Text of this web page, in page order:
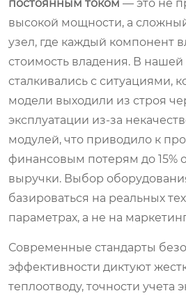
постоянным током — это не
высокой мощности, а
узел, где каждый компонент
стоимость владения. В
сталкивались с ситуациями,
модели выходили из строя
эксплуатации из-за
модулей, что приводило к
финансовым потерям до 15%
выручки. Выбор
базироваться на реальных
параметрах, а не на
Современные стандарты
эффективности диктуют
теплоотводу, точности учета